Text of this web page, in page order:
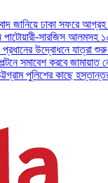
ঢাকা সফরে আগ্রহ প্রকাশ
সারজিস আলমসহ ১০ এনসিপি
যাত্রা শুরু করল আর্মি
করবে জামায়াত নেতৃত্বাধীন
কাছে হস্তান্তর